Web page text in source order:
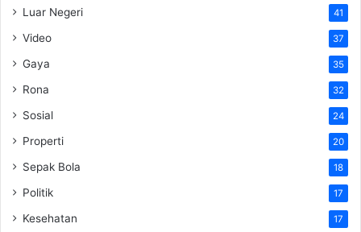
Luar Negeri 41
Video 37
Gaya 35
Rona 32
Sosial 24
Properti 20
Sepak Bola 18
Politik 17
Kesehatan 17